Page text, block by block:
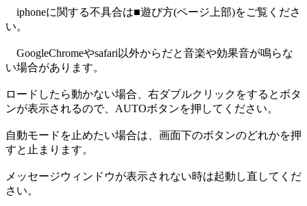
iphoneに関する不具合は■遊び方(ページ上部)をご覧くださ
い。
GoogleChromeやsafari以外からだと音楽や効果音が鳴らな
い場合があります。
ロードしたら動かない場合、右ダブルクリックをするとボタ
ンが表示されるので、AUTOボタンを押してください。
自動モードを止めたい場合は、画面下のボタンのどれかを押
すと止まります。
メッセージウィンドウが表示されない時は起動し直してくだ
さい。